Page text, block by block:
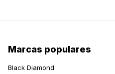
Marcas populares
Black Diamond